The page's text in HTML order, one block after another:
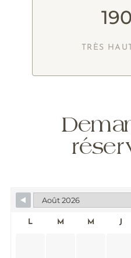
TRÈS
L M M J